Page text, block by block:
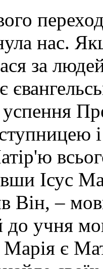
нас.
за
успення
Ісус
Він, –
до учня
є